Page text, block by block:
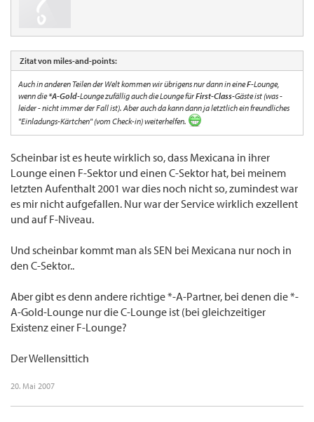
Zitat von miles-and-points:
Auch in anderen Teilen der Welt kommen wir übrigens nur dann in eineF-Lounge,
wenn die*A-Gold-Lounge zufällig auch die Lounge fürFirst-Class-Gäste ist (was -
leider - nicht immer der Fall ist). Aber auch da kann dann ja letztlich ein freundliches
"Einladungs-Kärtchen" (vom Check-in) weiterhelfen.
Scheinbar ist es heute wirklich so, dass Mexicana in ihrer
Lounge einen F-Sektor und einen C-Sektor hat, bei meinem
letzten Aufenthalt 2001 war dies noch nicht so, zumindest war
es mir nicht aufgefallen. Nur war der Service wirklich exzellent
und auf F-Niveau.
Und scheinbar kommt man als SEN bei Mexicana nur noch in
den C-Sektor..
Aber gibt es denn andere richtige *-A-Partner, bei denen die *-
A-Gold-Lounge nur die C-Lounge ist (bei gleichzeitiger
Existenz einer F-Lounge?
Der Wellensittich
20. Mai 2007